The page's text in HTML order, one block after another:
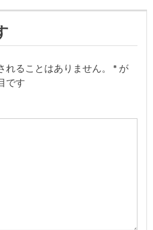
れることはありません。 * が
です